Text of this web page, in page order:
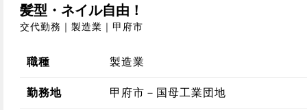
髪型・ネイル自由！
交代勤務｜製造業｜甲府市
職種 製造業
勤務地 甲府市－国母工業団地